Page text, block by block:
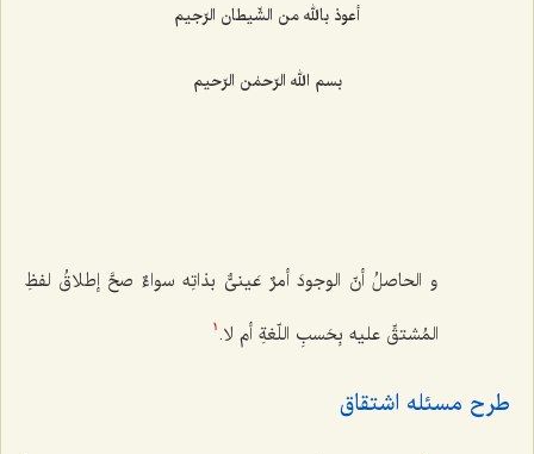
أعوذ بالله من الشّیطان الرّجیم
بسم الله الرّحمٰن الرّحیم
و الحاصلُ أنّ الوجودَ أمرٌ عَینیٌّ بذاتِه سواءٌ صحَّ إطلاقُ لفظِ
المُشتقِّ علیه بِحَسبِ اللّغةِ أم لا. 1
طرح مسئله اشتقاق